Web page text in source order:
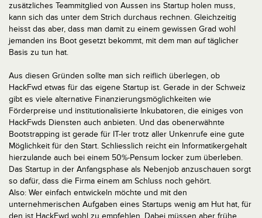
zusätzliches Teammitglied von Aussen ins Startup holen muss,
kann sich das unter dem Strich durchaus rechnen. Gleichzeitig
heisst das aber, dass man damit zu einem gewissen Grad wohl
jemanden ins Boot gesetzt bekommt, mit dem man auf täglicher
Basis zu tun hat.
Aus diesen Gründen sollte man sich reiflich überlegen, ob
HackFwd etwas für das eigene Startup ist. Gerade in der Schweiz
gibt es viele alternative Finanzierungsmöglichkeiten wie
Förderpreise und institutionalisierte Inkubatoren, die einiges von
HackFwds Diensten auch anbieten. Und das obenerwähnte
Bootstrapping ist gerade für IT-ler trotz aller Unkenrufe eine gute
Möglichkeit für den Start. Schliesslich reicht ein Informatikergehalt
hierzulande auch bei einem 50%-Pensum locker zum überleben.
Das Startup in der Anfangsphase als Nebenjob anzuschauen sorgt
so dafür, dass die Firma einem am Schluss noch gehört.
Also: Wer einfach entwickeln möchte und mit den
unternehmerischen Aufgaben eines Startups wenig am Hut hat, für
den ist HackFwd wohl zu empfehlen. Dabei müssen aber frühe